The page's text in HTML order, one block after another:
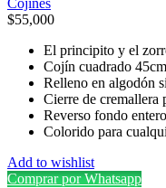
Cojines
$55,000
El principito y el
Cojín cuadrado
Relleno en algodón
Cierre de cremallera
Reverso fondo
Colorido para
Add to wishlist
Comprar por Whatsapp